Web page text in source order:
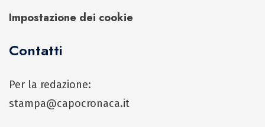
Impostazione dei cookie
Contatti
Per la redazione:
stampa@capocronaca.it